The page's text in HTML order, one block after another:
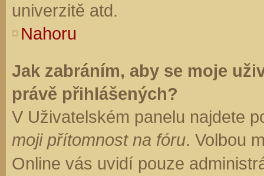
univerzitě atd.
Nahoru
Jak zabráním, aby se moje
právě přihlášených?
V Uživatelském panelu najdete
moji přítomnost na fóru. Volbou
Online vás uvidí pouze